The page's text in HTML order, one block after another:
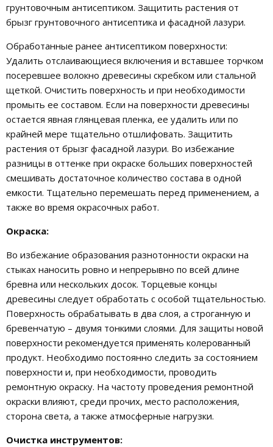
грунтовочным антисептиком. Защитить растения от
брызг грунтовочного антисептика и фасадной лазури.
Обработанные ранее антисептиком поверхности:
Удалить отслаивающиеся включения и вставшее торчком
посеревшее волокно древесины скребком или стальной
щеткой. Очистить поверхность и при необходимости
промыть ее составом. Если на поверхности древесины
остается явная глянцевая пленка, ее удалить или по
крайней мере тщательно отшлифовать. Защитить
растения от брызг фасадной лазури. Во избежание
разницы в оттенке при окраске больших поверхностей
смешивать достаточное количество состава в одной
емкости. Тщательно перемешать перед применением, а
также во время окрасочных работ.
Окраска:
Во избежание образования разнотонности окраски на
стыках наносить ровно и непрерывно по всей длине
бревна или нескольких досок. Торцевые концы
древесины следует обработать с особой тщательностью.
Поверхность обрабатывать в два слоя, а строганную и
бревенчатую – двумя тонкими слоями. Для защиты новой
поверхности рекомендуется применять колерованный
продукт. Необходимо постоянно следить за состоянием
поверхности и, при необходимости, проводить
ремонтную окраску. На частоту проведения ремонтной
окраски влияют, среди прочих, место расположения,
сторона света, а также атмосферные нагрузки.
Очистка инструментов: